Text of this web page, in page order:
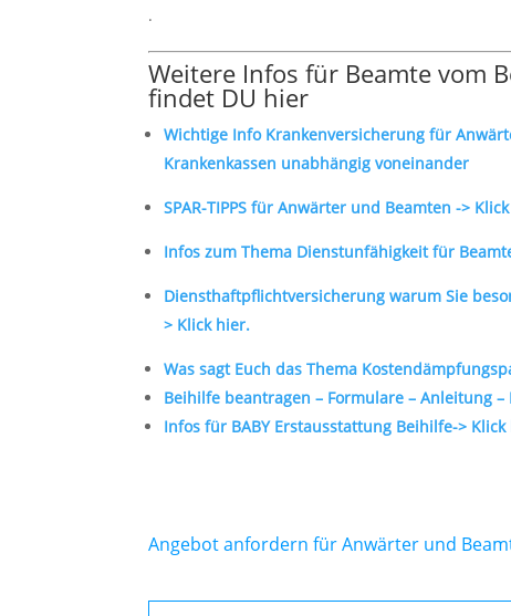
.
Weitere Infos für Beamte vom
findet DU hier
Wichtige Info Krankenversicherung für
Krankenkassen unabhängig voneinander
SPAR-TIPPS für Anwärter und Beamten ->
Infos zum Thema Dienstunfähigkeit für
Diensthaftpflichtversicherung warum Sie
> Klick hier.
Was sagt Euch das Thema
Beihilfe beantragen – Formulare – Anleitung
Infos für BABY Erstausstattung Beihilfe->
Angebot anfordern für Anwärter und